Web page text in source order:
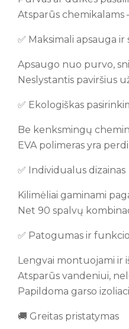
Atsparūs chemikalams
✅ Maksimali apsauga
Apsaugo nuo purvo,
Neslystantis paviršius
✅ Ekologiškas
Be kenksmingų
EVA polimeras yra
✅ Individualus dizainas
Kilimėliai gaminami
Net 90 spalvų
✅ Patogumas ir
Lengvai montuojami ir
Atsparūs vandeniui,
Papildoma garso
🚚 Greitas pristatymas